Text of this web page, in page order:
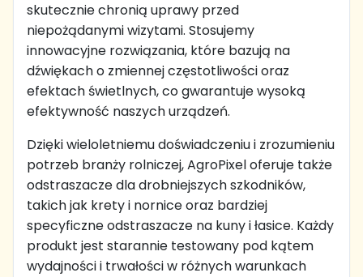
skutecznie chronią uprawy przed
niepożądanymi wizytami. Stosujemy
innowacyjne rozwiązania, które bazują na
dźwiękach o zmiennej częstotliwości oraz
efektach świetlnych, co gwarantuje wysoką
efektywność naszych urządzeń.
Dzięki wieloletniemu doświadczeniu i zrozumieniu
potrzeb branży rolniczej, AgroPixel oferuje także
odstraszacze dla drobniejszych szkodników,
takich jak krety i nornice oraz bardziej
specyficzne odstraszacze na kuny i łasice. Każdy
produkt jest starannie testowany pod kątem
wydajności i trwałości w różnych warunkach